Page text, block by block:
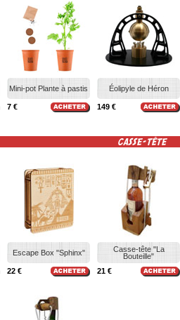
Mini-pot Plante à pastis
7 €
Éolipyle de Héron
149 €
CASSE-TÊTE
Escape Box "Sphinx"
22 €
Casse-tête "La
Bouteille"
21 €